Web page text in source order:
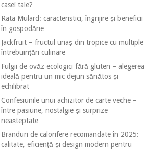
casei tale?
Rata Mulard: caracteristici, îngrijire și beneficii
în gospodărie
Jackfruit – fructul uriaș din tropice cu multiple
întrebuințări culinare
Fulgii de ovăz ecologici fără gluten – alegerea
ideală pentru un mic dejun sănătos și
echilibrat
Confesiunile unui achizitor de carte veche –
între pasiune, nostalgie și surprize
neașteptate
Branduri de calorifere recomandate în 2025:
calitate, eficiență și design modern pentru